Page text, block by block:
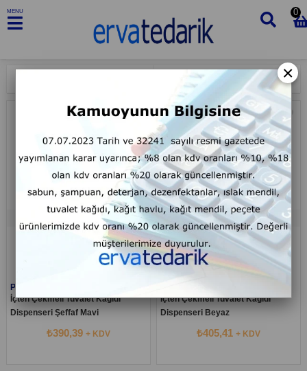
MENU 0
Filtreleme
İçten Çekmeli Tuvalet Kağıdı
Dispenseri
TÜKENDI
Palex
İçten Çekmeli Tuvalet Kağıdı
Dispenseri Şeffaf Mavi
₺390,39 + KDV
İçten Çekmeli Tuvalet Kağıdı
Dispenseri
TÜKENDI
İçten Çekmeli Tuvalet Kağıdı
Dispenseri Beyaz
₺405,41+ KDV
×